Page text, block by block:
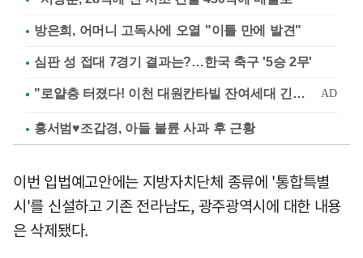
방은희, 어머니 고독사에 오열 "이틀 만에 발견"
심판 성 접대 7경기 결과는?…한국 축구 '5승 2무'
홍서범♥조갑경, 아들 불륜 사과 후 근황
이번 입법예고안에는 지방자치단체 종류에 '통합특별
시'를 신설하고 기존 전라남도, 광주광역시에 대한 내용
은 삭제됐다.